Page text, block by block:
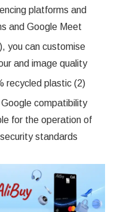
platforms and
and Google Meet
you can customise
and image quality
recycled plastic (2)
compatibility
for the operation of
standards